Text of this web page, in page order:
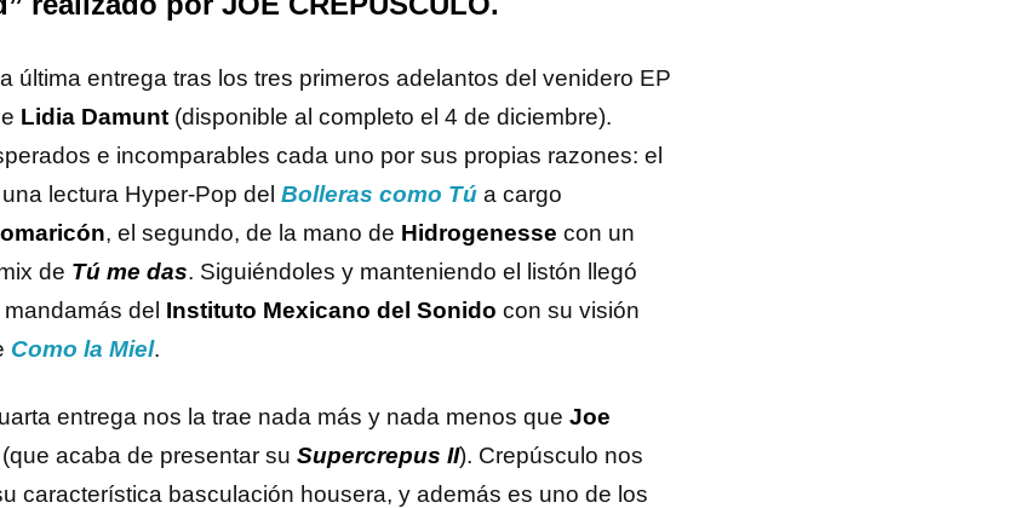
última entrega tras los tres primeros adelantos del venidero EP
Lidia Damunt (disponible al completo el 4 de diciembre).
e incomparables cada uno por sus propias razones: el
lectura Hyper-Pop del Bolleras como Tú a cargo
, el segundo, de la mano de Hidrogenesse con un
de Tú me das. Siguiéndoles y manteniendo el listón llegó
del Instituto Mexicano del Sonido con su visión
Como la Miel.
entrega nos la trae nada más y nada menos que Joe
(que acaba de presentar su Supercrepus II). Crepúsculo nos
característica basculación housera, y además es uno de los